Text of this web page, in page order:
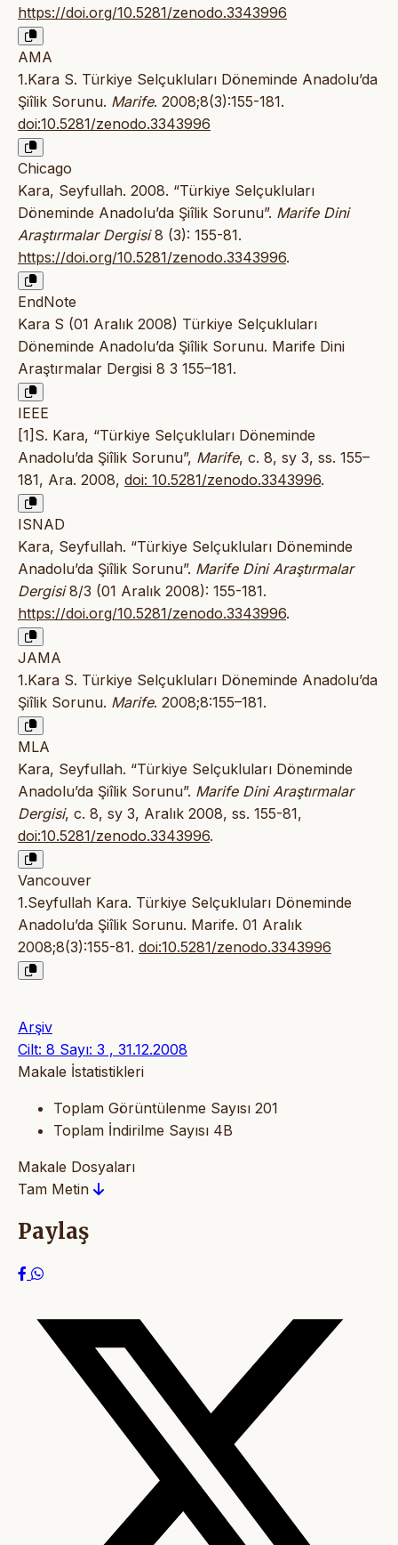
https://doi.org/10.5281/zenodo.3343996
AMA
1.Kara S. Türkiye Selçukluları Döneminde Anadolu’da
Şiîlik Sorunu. Marife. 2008;8(3):155-181.
doi:10.5281/zenodo.3343996
Chicago
Kara, Seyfullah. 2008. “Türkiye Selçukluları
Döneminde Anadolu’da Şiîlik Sorunu”. Marife Dini
Araştırmalar Dergisi8 (3): 155-81.
https://doi.org/10.5281/zenodo.3343996.
EndNote
Kara S (01 Aralık 2008) Türkiye Selçukluları
Döneminde Anadolu’da Şiîlik Sorunu. Marife Dini
Araştırmalar Dergisi 8 3 155–181.
IEEE
[1]S. Kara, “Türkiye Selçukluları Döneminde
Anadolu’da Şiîlik Sorunu”, Marife, c. 8, sy 3, ss. 155–
181, Ara. 2008, doi: 10.5281/zenodo.3343996.
ISNAD
Kara, Seyfullah. “Türkiye Selçukluları Döneminde
Anadolu’da Şiîlik Sorunu”. Marife Dini Araştırmalar
Dergisi8/3 (01 Aralık 2008): 155-181.
https://doi.org/10.5281/zenodo.3343996.
JAMA
1.Kara S. Türkiye Selçukluları Döneminde Anadolu’da
Şiîlik Sorunu. Marife. 2008;8:155–181.
MLA
Kara, Seyfullah. “Türkiye Selçukluları Döneminde
Anadolu’da Şiîlik Sorunu”. Marife Dini Araştırmalar
Dergisi, c. 8, sy 3, Aralık 2008, ss. 155-81,
doi:10.5281/zenodo.3343996.
Vancouver
1.Seyfullah Kara. Türkiye Selçukluları Döneminde
Anadolu’da Şiîlik Sorunu. Marife. 01 Aralık
2008;8(3):155-81. doi:10.5281/zenodo.3343996
Arşiv
Cilt: 8 Sayı: 3 , 31.12.2008
Makale İstatistikleri
Toplam Görüntülenme Sayısı 201
Toplam İndirilme Sayısı 4B
Makale Dosyaları
Tam Metin
Paylaş